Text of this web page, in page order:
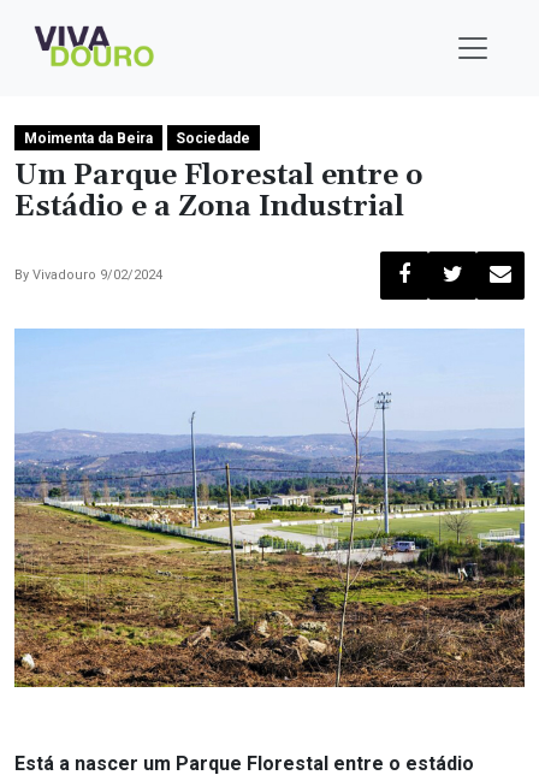
Moimenta da Beira Sociedade
Um Parque Florestal entre o
Estádio e a Zona Industrial
By Vivadouro 9/02/2024
Está a nascer um Parque Florestal entre o estádio